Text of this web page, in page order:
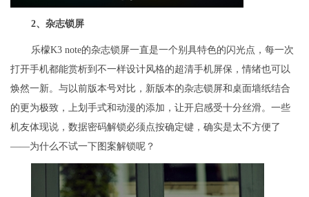
2、杂志锁屏
乐檬K3 note的杂志锁屏一直是一个别具特色的闪光点，每一次
打开手机都能赏析到不一样设计风格的超清手机屏保，情绪也可以
焕然一新。与以前版本号对比，新版本的杂志锁屏和桌面墙纸结合
的更为极致，上划手式和动漫的添加，让开启感受十分丝滑。一些
机友体现说，数据密码解锁必须点按确定键，确实是太不方便了
——为什么不试一下图案解锁呢？